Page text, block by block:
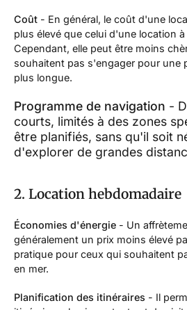
Coût - En général, le coût d'une
plus élevé que celui d'une location à
Cependant, elle peut être moins
souhaitent pas s'engager pour une
plus longue.
Programme de navigation -
courts, limités à des zones
être planifiés, sans qu'il soit
d'explorer de grandes
2. Location hebdomadaire
Économies d'énergie - Un
généralement un prix moins élevé
pratique pour ceux qui souhaitent
en mer.
Planification des itinéraires - Il